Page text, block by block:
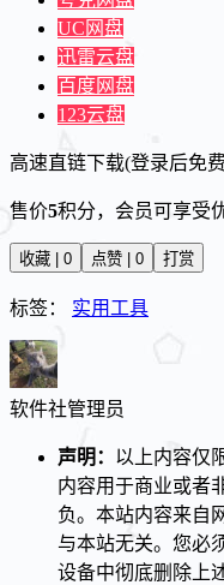
UC网盘
迅雷云盘
百度网盘
123云盘
高速直链下载(登录后免
售价5积分，会员可享受
收藏 | 0 点赞 | 0 打赏
标签： 实用工具
软件社管理员
声明： 以上内容仅
内容用于商业或者
负。本站内容来自
与本站无关。您必
设备中彻底删除上